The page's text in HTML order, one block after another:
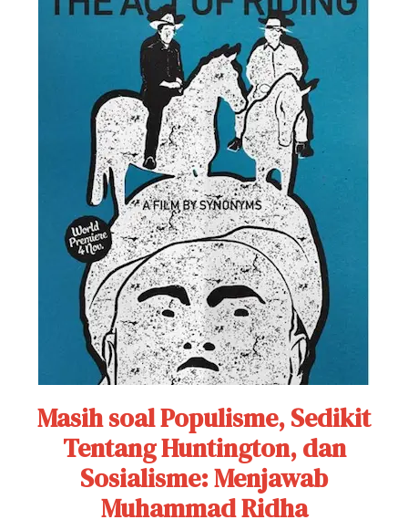
Masih soal Populisme, Sedikit
Tentang Huntington, dan
Sosialisme: Menjawab
Muhammad Ridha